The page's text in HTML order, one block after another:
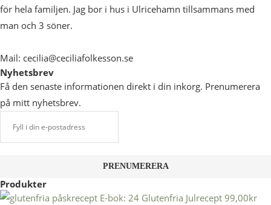
för hela familjen. Jag bor i hus i Ulricehamn tillsammans med
man och 3 söner.
Mail: cecilia@ceciliafolkesson.se
Nyhetsbrev
Få den senaste informationen direkt i din inkorg. Prenumerera
på mitt nyhetsbrev.
Produkter
E-bok: 24 Glutenfria Julrecept 99,00kr